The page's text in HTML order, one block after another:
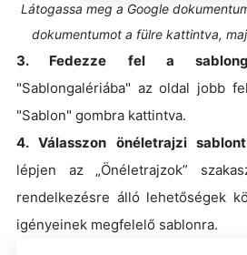
Látogassa meg a Google
dokumentumot a fülre kattintva,
3. Fedezze fel a
"Sablongalériába" az oldal jobb
"Sablon" gombra kattintva.
4. Válasszon önéletrajzi
lépjen az „Önéletrajzok”
rendelkezésre álló lehetőségek
igényeinek megfelelő sablonra.